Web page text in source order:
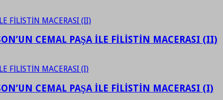
CEMAL PAŞA İLE FİLİSTİN MACERASI (II)
CEMAL PAŞA İLE FİLİSTİN MACERASI (I)